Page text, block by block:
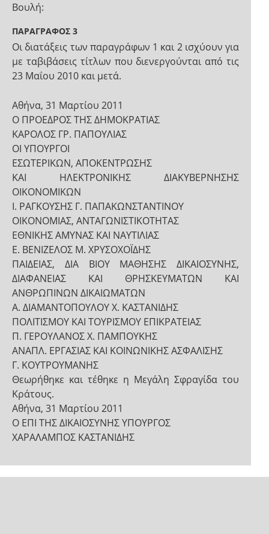
Βουλή:
ΠΑΡΑΓΡΑΦΟΣ 3
Οι διατάξεις των παραγράφων 1 και 2 ισχύουν για
με ταβιβάσεις τίτλων που διενεργούνται από τις
23 Μαΐου 2010 και μετά.
Αθήνα, 31 Μαρτίου 2011
Ο ΠΡΟΕΔΡΟΣ ΤΗΣ ΔΗΜΟΚΡΑΤΙΑΣ
ΚΑΡΟΛΟΣ ΓΡ. ΠΑΠΟΥΛΙΑΣ
ΟΙ ΥΠΟΥΡΓΟΙ
ΕΣΩΤΕΡΙΚΩΝ, ΑΠΟΚΕΝΤΡΩΣΗΣ
ΚΑΙ ΗΛΕΚΤΡΟΝΙΚΗΣ ΔΙΑΚΥΒΕΡΝΗΣΗΣ
ΟΙΚΟΝΟΜΙΚΩΝ
Ι. ΡΑΓΚΟΥΣΗΣ Γ. ΠΑΠΑΚΩΝΣΤΑΝΤΙΝΟΥ
ΟΙΚΟΝΟΜΙΑΣ, ΑΝΤΑΓΩΝΙΣΤΙΚΟΤΗΤΑΣ
ΕΘΝΙΚΗΣ ΑΜΥΝΑΣ ΚΑΙ ΝΑΥΤΙΛΙΑΣ
Ε. ΒΕΝΙΖΕΛΟΣ Μ. ΧΡΥΣΟΧΟΪΔΗΣ
ΠΑΙΔΕΙΑΣ, ΔΙΑ ΒΙΟΥ ΜΑΘΗΣΗΣ ΔΙΚΑΙΟΣΥΝΗΣ,
ΔΙΑΦΑΝΕΙΑΣ ΚΑΙ ΘΡΗΣΚΕΥΜΑΤΩΝ ΚΑΙ
ΑΝΘΡΩΠΙΝΩΝ ΔΙΚΑΙΩΜΑΤΩΝ
Α. ΔΙΑΜΑΝΤΟΠΟΥΛΟΥ Χ. ΚΑΣΤΑΝΙΔΗΣ
ΠΟΛΙΤΙΣΜΟΥ ΚΑΙ ΤΟΥΡΙΣΜΟΥ ΕΠΙΚΡΑΤΕΙΑΣ
Π. ΓΕΡΟΥΛΑΝΟΣ Χ. ΠΑΜΠΟΥΚΗΣ
ΑΝΑΠΛ. ΕΡΓΑΣΙΑΣ ΚΑΙ ΚΟΙΝΩΝΙΚΗΣ ΑΣΦΑΛΙΣΗΣ
Γ. ΚΟΥΤΡΟΥΜΑΝΗΣ
Θεωρήθηκε και τέθηκε η Μεγάλη Σφραγίδα του
Κράτους.
Αθήνα, 31 Μαρτίου 2011
Ο ΕΠΙ ΤΗΣ ΔΙΚΑΙΟΣΥΝΗΣ ΥΠΟΥΡΓΟΣ
ΧAΡΑΛΑΜΠΟΣ ΚΑΣΤΑΝΙΔΗΣ